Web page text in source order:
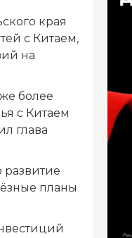
края
с Китаем,
на
более
с Китаем
глава
развитие
планы